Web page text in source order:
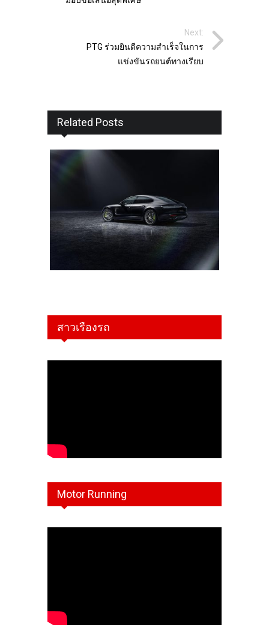
Next:
PTG ร่วมยินดีความสำเร็จในการ
แข่งขันรถยนต์ทางเรียบ
Related Posts
สาวเรืองรถ
Motor Running